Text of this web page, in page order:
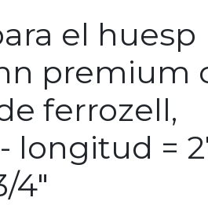
el huesp
premium
ferrozell,
longitud =
4"